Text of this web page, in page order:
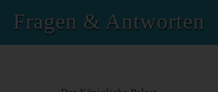
Fragen & Antworten